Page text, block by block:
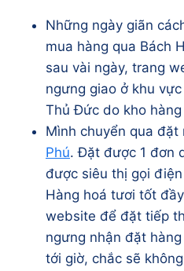
Những ngày giãn
mua hàng qua Bách
sau vài ngày, trang
ngưng giao ở khu
Thủ Đức do kho
Mình chuyển qua đặt
Phú. Đặt được 1 đơn
được siêu thị gọi
Hàng hoá tươi tốt
website để đặt tiếp
ngưng nhận đặt
tới giờ, chắc sẽ